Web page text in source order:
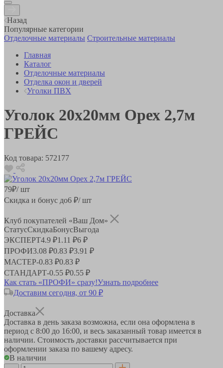
Назад
Популярные категории
Отделочные материалы Строительные материалы
Главная
Каталог
Отделочные материалы
Отделка окон и дверей
Уголки ПВХ
Уголок 20х20мм Орех 2,7м
ГРЕЙС
Код товара: 572177
79₽/ шт
Скидка и бонус до6 ₽/ шт
Клуб покупателей «Ваш Дом»
СтатусСкидкаБонусВыгода
ЭКСПЕРТ4.9 ₽1.11 ₽6 ₽
ПРОФИ3.08 ₽0.83 ₽3.91 ₽
МАСТЕР-0.83 ₽0.83 ₽
СТАНДАРТ-0.55 ₽0.55 ₽
Как стать «ПРОФИ» сразу!Узнать подробнее
Доставим сегодня, от 90 ₽
Доставка
Доставка в день заказа возможна, если она оформлена в
период с 8:00 до 16:00, и весь заказанный товар имеется в
наличии. Стоимость доставки рассчитывается при
оформлении заказа по вашему адресу.
В наличии